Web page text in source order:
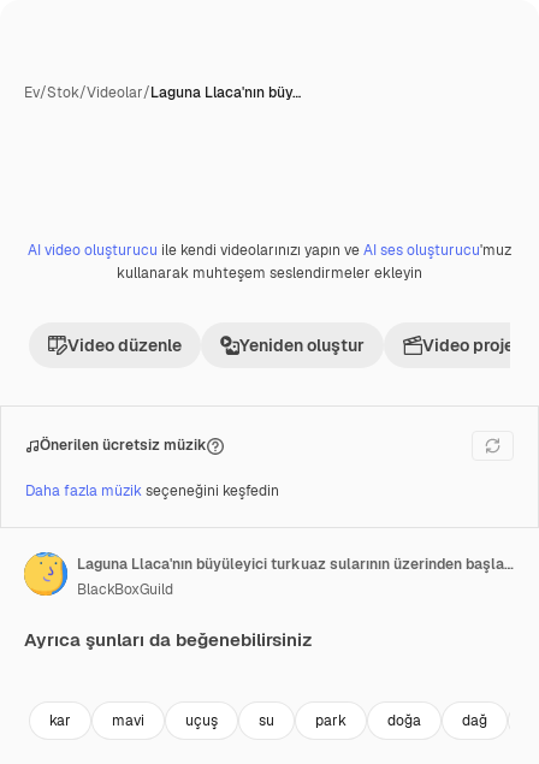
Ev/Stok/Videolar/Laguna Llaca'nın büy…
Premium
AI video oluşturucu ile kendi videolarınızı yapın veAI ses oluşturucu'muz
kullanarak muhteşem seslendirmeler ekleyin
Video düzenle Yeniden oluştur Video projesi
Önerilen ücretsiz müzik
Daha fazla müzikseçeneğini keşfedin
Laguna Llaca'nın büyüleyici turkuaz sularının üzerinden başlayan havadan bir uçuş, yukarı doğru eğilerek Peru'nun Cordillera Blanca'sındaki etkileyici kayalık yamaçları ve karla kaplı And dağlarını ortaya çıkarıyor.
BlackBoxGuild
Ayrıca şunları da beğenebilirsiniz
kar mavi uçuş su park doğa dağ